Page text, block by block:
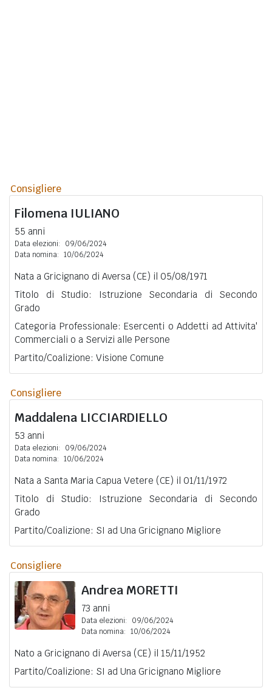
Consigliere
Filomena IULIANO
55 anni
Data elezioni:
09/06/2024
Data nomina: 10/06/2024
Nata a Gricignano di Aversa (CE) il 05/08/1971
Titolo di Studio: Istruzione Secondaria di Secondo
Grado
Categoria Professionale: Esercenti o Addetti ad Attivita'
Commerciali o a Servizi alle Persone
Partito/Coalizione: Visione Comune
Consigliere
Maddalena LICCIARDIELLO
53 anni
Data elezioni:
09/06/2024
Data nomina: 10/06/2024
Nata a Santa Maria Capua Vetere (CE) il 01/11/1972
Titolo di Studio: Istruzione Secondaria di Secondo
Grado
Partito/Coalizione: SI ad Una Gricignano Migliore
Consigliere
Andrea MORETTI
73 anni
Data elezioni:
09/06/2024
Data nomina: 10/06/2024
Nato a Gricignano di Aversa (CE) il 15/11/1952
Partito/Coalizione: SI ad Una Gricignano Migliore